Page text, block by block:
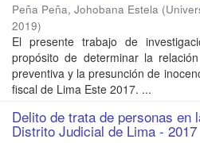
Peña Peña, Johobana Estela (
2019)
El presente trabajo de
propósito de determinar la
preventiva y la presunción de
fiscal de Lima Este 2017. ...
Delito de trata de personas en
Distrito Judicial de Lima - 2017